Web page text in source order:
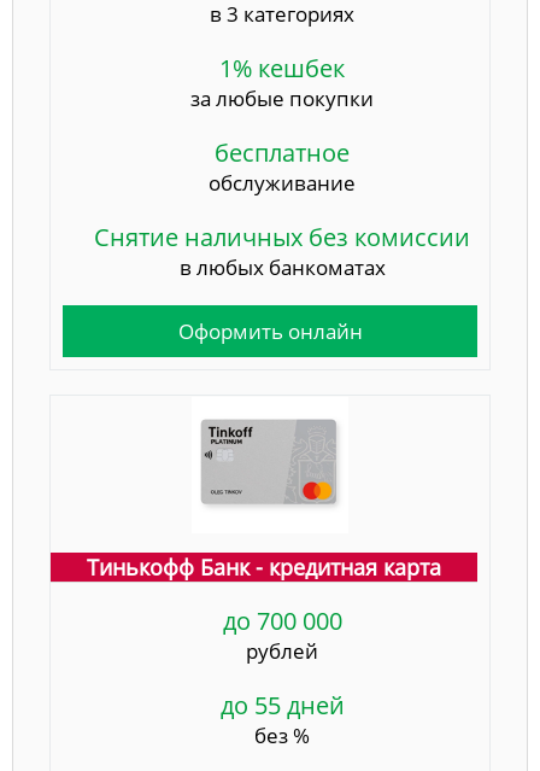
в 3 категориях
1% кешбек
за любые покупки
бесплатное
обслуживание
Снятие наличных без комиссии
в любых банкоматах
Оформить онлайн
Тинькофф Банк - кредитная карта
до 700 000
рублей
до 55 дней
без %